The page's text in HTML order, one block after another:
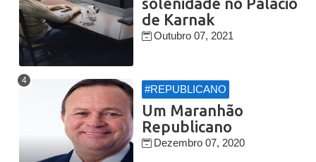
de Karnak
Outubro 07, 2021
#REPUBLICANO
Um Maranhão
Republicano
Dezembro 07, 2020